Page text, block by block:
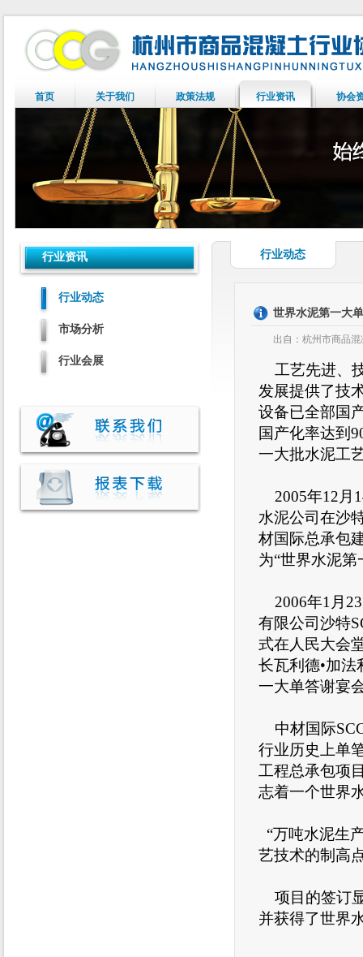
首页 关于我们 政策法规 行业资讯 协会
行业资讯
行业动态
市场分析
行业会展
行业动态
世界水泥第一大
出自：杭州市商品
工艺先进、
发展提供了技
设备已全部国
国产化率达到
一大批水泥工
2005年12月
水泥公司在沙
材国际总承包
为“世界水泥
2006年1月
有限公司沙特
式在人民大会
长瓦利德•加
一大单答谢宴
中材国际
行业历史上单
工程总承包项
志着一个世界
“万吨水泥生
艺技术的制高
项目的签订
并获得了世界